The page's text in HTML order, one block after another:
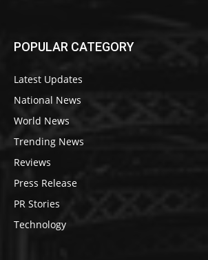
POPULAR CATEGORY
Latest Updates
National News
World News
Trending News
Reviews
Press Release
PR Stories
Technology